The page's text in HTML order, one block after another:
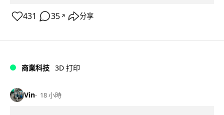
431 35 ↗ 分享
商業科技 3D 打印
Vin 18 小時